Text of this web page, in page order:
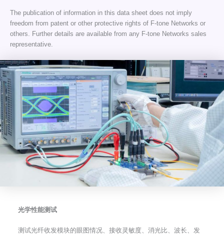
The publication of information in this data sheet does not imply
freedom from patent or other protective rights of F-tone Networks or
others. Further details are available from any F-tone Networks sales
representative.
光学性能测试
测试光纤收发模块的眼图情况、接收灵敏度、消光比、波长、发